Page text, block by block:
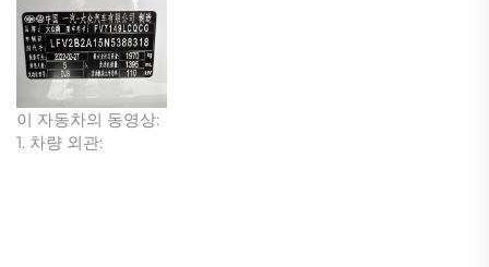
이 자동차의 동영상:
1. 차량 외관: